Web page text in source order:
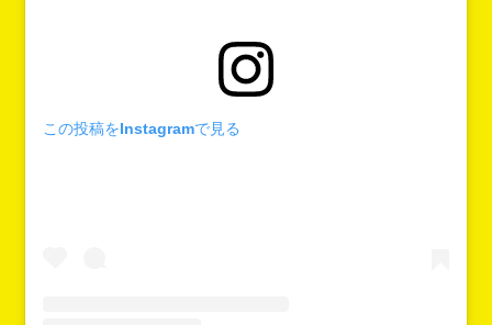
この投稿をInstagramで見る